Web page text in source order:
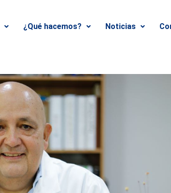
¿Qué hacemos? Noticias